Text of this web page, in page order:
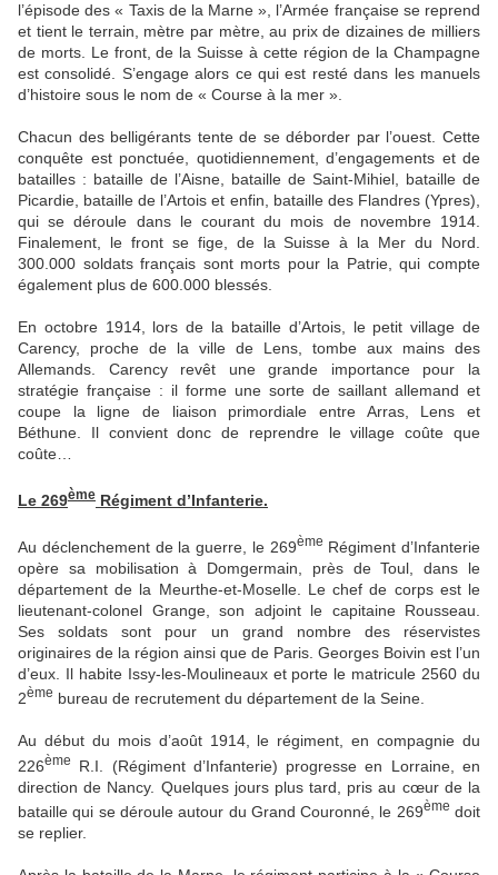
l’épisode des « Taxis de la Marne », l’Armée française se reprend
et tient le terrain, mètre par mètre, au prix de dizaines de milliers
de morts. Le front, de la Suisse à cette région de la Champagne
est consolidé. S’engage alors ce qui est resté dans les manuels
d’histoire sous le nom de « Course à la mer ».
Chacun des belligérants tente de se déborder par l’ouest. Cette
conquête est ponctuée, quotidiennement, d’engagements et de
batailles : bataille de l’Aisne, bataille de Saint-Mihiel, bataille de
Picardie, bataille de l’Artois et enfin, bataille des Flandres (Ypres),
qui se déroule dans le courant du mois de novembre 1914.
Finalement, le front se fige, de la Suisse à la Mer du Nord.
300.000 soldats français sont morts pour la Patrie, qui compte
également plus de 600.000 blessés.
En octobre 1914, lors de la bataille d’Artois, le petit village de
Carency, proche de la ville de Lens, tombe aux mains des
Allemands. Carency revêt une grande importance pour la
stratégie française : il forme une sorte de saillant allemand et
coupe la ligne de liaison primordiale entre Arras, Lens et
Béthune. Il convient donc de reprendre le village coûte que
coûte…
Le 269ème Régiment d’Infanterie.
Au déclenchement de la guerre, le 269ème Régiment d’Infanterie
opère sa mobilisation à Domgermain, près de Toul, dans le
département de la Meurthe-et-Moselle. Le chef de corps est le
lieutenant-colonel Grange, son adjoint le capitaine Rousseau.
Ses soldats sont pour un grand nombre des réservistes
originaires de la région ainsi que de Paris. Georges Boivin est l’un
d’eux. Il habite Issy-les-Moulineaux et porte le matricule 2560 du
2ème bureau de recrutement du département de la Seine.
Au début du mois d’août 1914, le régiment, en compagnie du
226ème
R.I. (Régiment d’Infanterie) progresse en Lorraine, en
direction de Nancy. Quelques jours plus tard, pris au cœur de la
bataille qui se déroule autour du Grand Couronné, le 269ème doit
se replier.